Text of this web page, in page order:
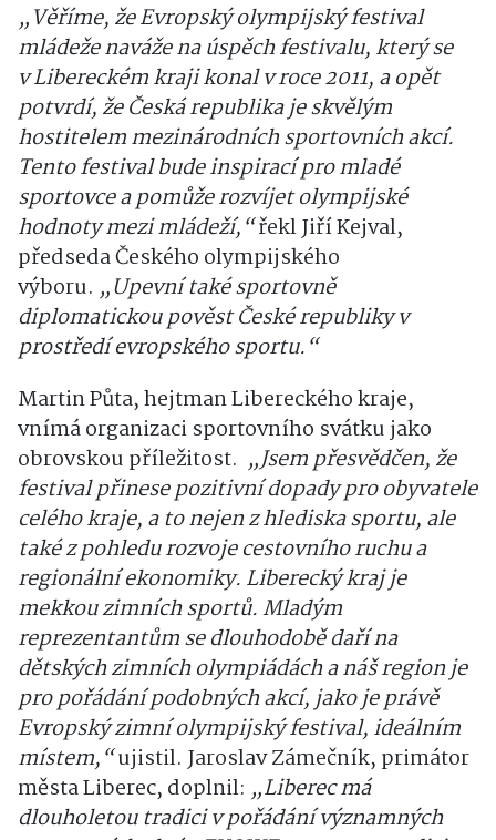
„Věříme, že Evropský olympijský festival
mládeže naváže na úspěch festivalu, který se
v Libereckém kraji konal v roce 2011, a opět
potvrdí, že Česká republika je skvělým
hostitelem mezinárodních sportovních akcí.
Tento festival bude inspirací pro mladé
sportovce a pomůže rozvíjet olympijské
hodnoty mezi mládeží,“řekl Jiří Kejval,
předseda Českého olympijského
výboru. „Upevní také sportovně
diplomatickou pověst České republiky v
prostředí evropského sportu.“
Martin Půta, hejtman Libereckého kraje,
vnímá organizaci sportovního svátku jako
obrovskou příležitost. „Jsem přesvědčen, že
festival přinese pozitivní dopady pro obyvatele
celého kraje, a to nejen z hlediska sportu, ale
také z pohledu rozvoje cestovního ruchu a
regionální ekonomiky. Liberecký kraj je
mekkou zimních sportů. Mladým
reprezentantům se dlouhodobě daří na
dětských zimních olympiádách a náš region je
pro pořádání podobných akcí, jako je právě
Evropský zimní olympijský festival, ideálním
místem,“ujistil. Jaroslav Zámečník, primátor
města Liberec, doplnil: „Liberec má
dlouholetou tradici v pořádání významných